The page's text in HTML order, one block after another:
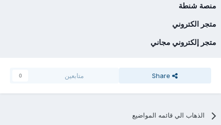
منصة شنطة
متجر الكتروني
متجر إلكتروني مجاني
Share متابعين 0
الذهاب الي قائمه المواضيع